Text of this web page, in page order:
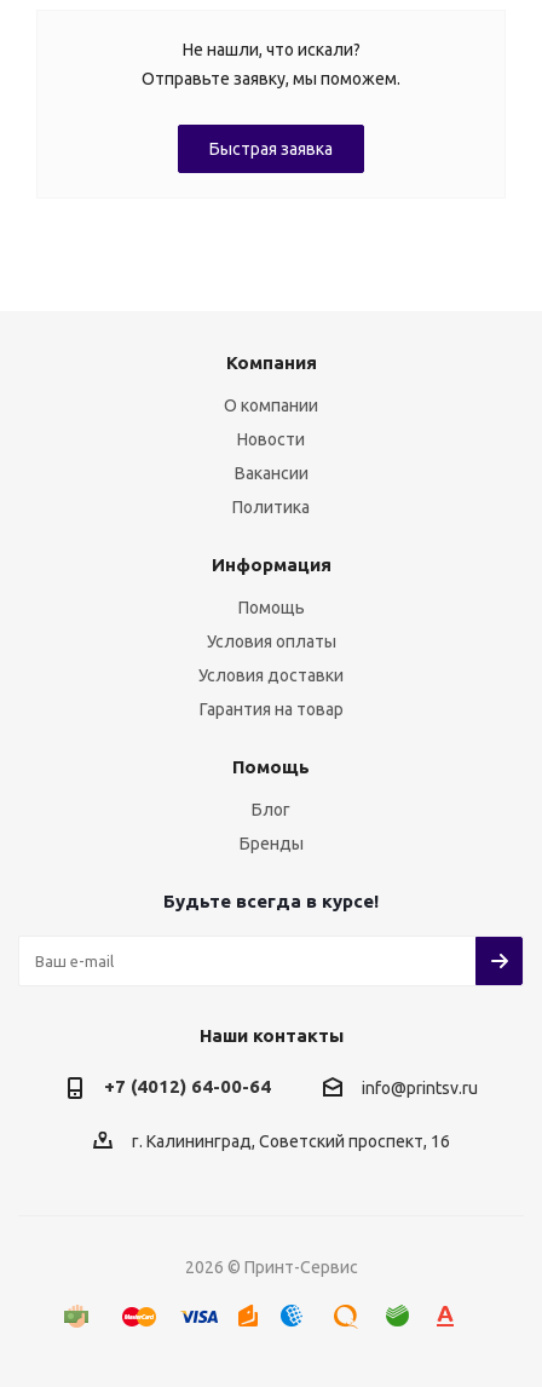
Не нашли, что искали?
Отправьте заявку, мы поможем.
Быстрая заявка
Компания
О компании
Новости
Вакансии
Политика
Информация
Помощь
Условия оплаты
Условия доставки
Гарантия на товар
Помощь
Блог
Бренды
Будьте всегда в курсе!
Наши контакты
+7 (4012) 64-00-64 info@printsv.ru
г. Калининград, Советский проспект, 16
2026 © Принт-Сервис